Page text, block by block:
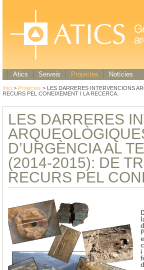
Atics Serveis Projectes Notícies
Inici > Projectes > LES DARRERES INTERVENCIONS
RECURS PEL CONEIXEMENT I LA RECERCA.
LES DARRERES
D’URGÈNCIA AL
(2014-2015): DE
RECURS PEL
i